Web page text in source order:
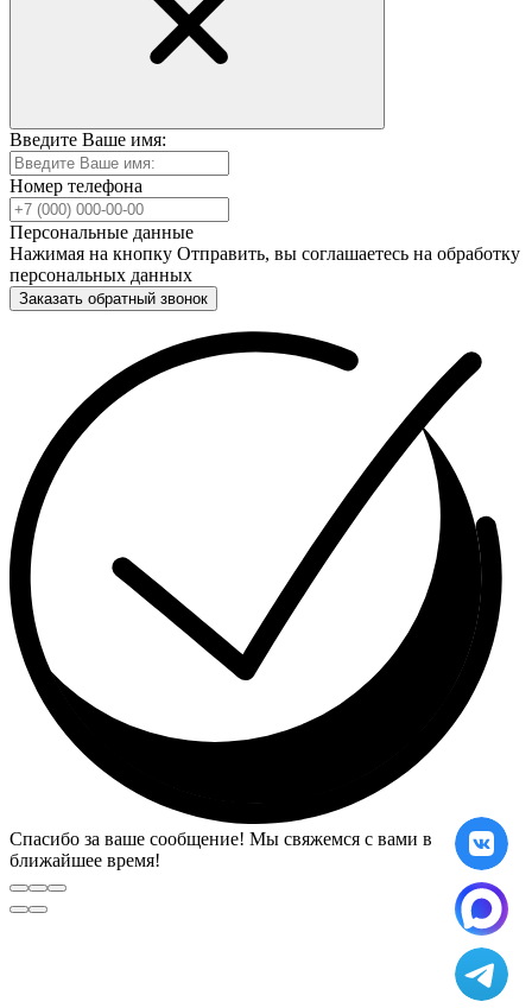
Введите Ваше имя:
Номер телефона
Персональные данные
Нажимая на кнопку Отправить, вы соглашаетесь на обработку
персональных данных
Заказать обратный звонок
Спасибо за ваше сообщение! Мы свяжемся с вами в
ближайшее время!